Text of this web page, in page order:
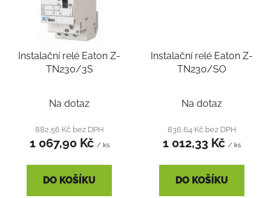
Instalační relé Eaton Z-
TN230/3S
Na dotaz
882,56 Kč bez DPH
1 067,90 Kč / ks
DO KOŠÍKU
Instalační relé Eaton Z-
TN230/SO
Na dotaz
836,64 Kč bez DPH
1 012,33 Kč / ks
DO KOŠÍKU